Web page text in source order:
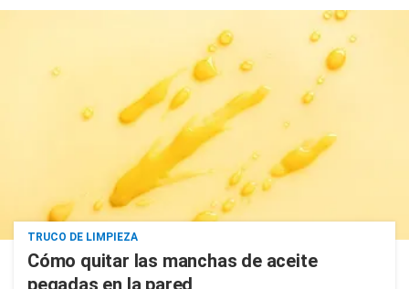
TRUCO DE LIMPIEZA
Cómo quitar las manchas de aceite
pegadas en la pared